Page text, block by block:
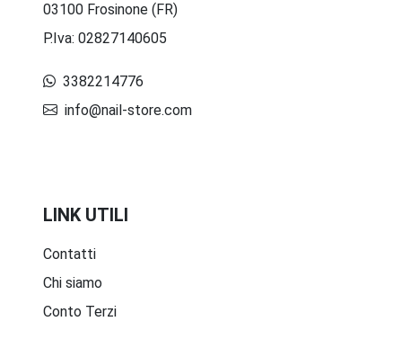
03100 Frosinone (FR)
P.Iva: 02827140605
3382214776
info@nail-store.com
LINK UTILI
Contatti
Chi siamo
Conto Terzi